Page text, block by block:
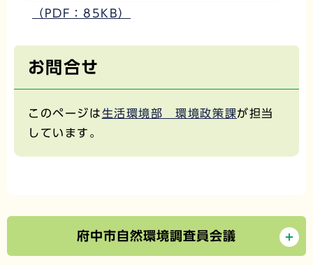
（PDF：85KB）
お問合せ
このページは生活環境部 環境政策課が担当
しています。
府中市自然環境調査員会議